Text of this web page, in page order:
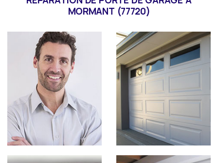
MORMANT (77720)